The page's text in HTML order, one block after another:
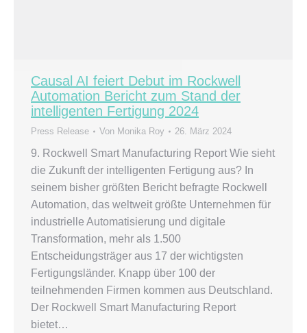
Causal AI feiert Debut im Rockwell
Automation Bericht zum Stand der
intelligenten Fertigung 2024
Press Release Von Monika Roy 26. März 2024
9. Rockwell Smart Manufacturing Report Wie sieht
die Zukunft der intelligenten Fertigung aus? In
seinem bisher größten Bericht befragte Rockwell
Automation, das weltweit größte Unternehmen für
industrielle Automatisierung und digitale
Transformation, mehr als 1.500
Entscheidungsträger aus 17 der wichtigsten
Fertigungsländer. Knapp über 100 der
teilnehmenden Firmen kommen aus Deutschland.
Der Rockwell Smart Manufacturing Report
bietet…